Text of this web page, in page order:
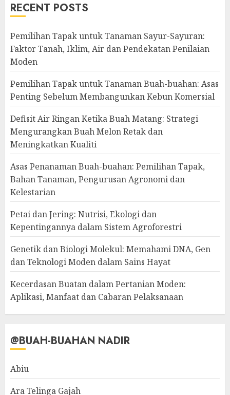
RECENT POSTS
Pemilihan Tapak untuk Tanaman Sayur-Sayuran:
Faktor Tanah, Iklim, Air dan Pendekatan Penilaian
Moden
Pemilihan Tapak untuk Tanaman Buah-buahan: Asas
Penting Sebelum Membangunkan Kebun Komersial
Defisit Air Ringan Ketika Buah Matang: Strategi
Mengurangkan Buah Melon Retak dan
Meningkatkan Kualiti
Asas Penanaman Buah-buahan: Pemilihan Tapak,
Bahan Tanaman, Pengurusan Agronomi dan
Kelestarian
Petai dan Jering: Nutrisi, Ekologi dan
Kepentingannya dalam Sistem Agroforestri
Genetik dan Biologi Molekul: Memahami DNA, Gen
dan Teknologi Moden dalam Sains Hayat
Kecerdasan Buatan dalam Pertanian Moden:
Aplikasi, Manfaat dan Cabaran Pelaksanaan
@BUAH-BUAHAN NADIR
Abiu
Ara Telinga Gajah